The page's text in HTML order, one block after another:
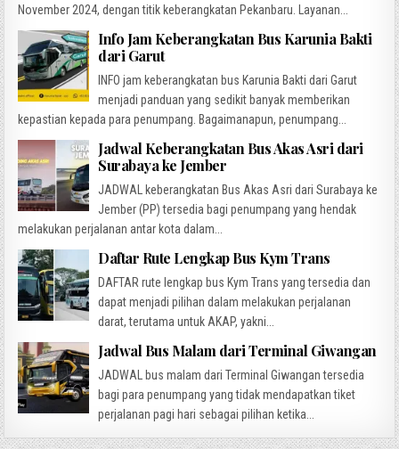
November 2024, dengan titik keberangkatan Pekanbaru. Layanan...
Info Jam Keberangkatan Bus Karunia Bakti
dari Garut
INFO jam keberangkatan bus Karunia Bakti dari Garut
menjadi panduan yang sedikit banyak memberikan
kepastian kepada para penumpang. Bagaimanapun, penumpang...
Jadwal Keberangkatan Bus Akas Asri dari
Surabaya ke Jember
JADWAL keberangkatan Bus Akas Asri dari Surabaya ke
Jember (PP) tersedia bagi penumpang yang hendak
melakukan perjalanan antar kota dalam...
Daftar Rute Lengkap Bus Kym Trans
DAFTAR rute lengkap bus Kym Trans yang tersedia dan
dapat menjadi pilihan dalam melakukan perjalanan
darat, terutama untuk AKAP, yakni...
Jadwal Bus Malam dari Terminal Giwangan
JADWAL bus malam dari Terminal Giwangan tersedia
bagi para penumpang yang tidak mendapatkan tiket
perjalanan pagi hari sebagai pilihan ketika...